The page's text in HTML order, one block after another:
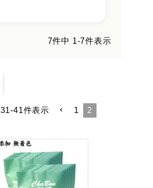
7件中 1-7件表示
31-41件表示 1 2